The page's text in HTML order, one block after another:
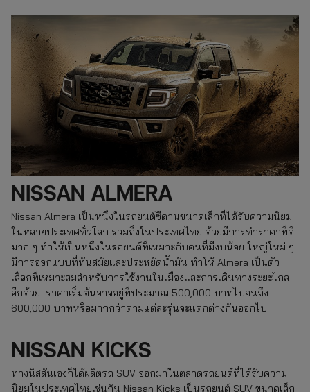
NISSAN ALMERA
Nissan Almera เป็นหนึ่งในรถยนต์ซีดานขนาดเล็กที่ได้รับความนิยม
ในหลายประเทศทั่วโลก รวมถึงในประเทศไทย ด้วยมีการทำราคาที่ดี
มาก ๆ ทำให้เป็นหนึ่งในรถยนต์ที่เหมาะกับคนที่มีงบน้อย ใหญ่ใหม่ ๆ
มีการออกแบบที่ทันสมัยและประหยัดน้ำมัน ทำให้ Almera เป็นตัว
เลือกที่เหมาะสมสำหรับการใช้งานในเมืองและการเดินทางระยะไกล
อีกด้วย ราคาเริ่มต้นอาจอยู่ที่ประมาณ 500,000 บาทไปจนถึง
600,000 บาทหรือมากกว่าตามแต่ละรุ่นจะแตกต่างกันออกไป
NISSAN KICKS
ทางนิสสันเองก็ได้ผลิตรถ SUV ออกมาในตลาดรถยนต์ที่ได้รับความ
นิยมในประเทศไทยเช่นกัน Nissan Kicks เป็นรถยนต์ SUV ขนาดเล็ก